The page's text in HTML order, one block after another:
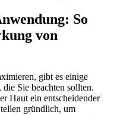
So
von
gibt es einige
Sie beachten sollten.
Haut ein entscheidender​
gründlich, um